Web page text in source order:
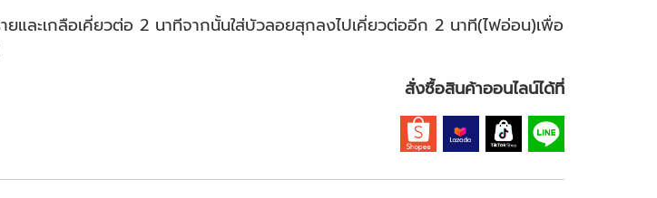
ยและเกลือเคี่ยวต่อ 2 นาทีจากนั้นใส่บัวลอยสุกลงไปเคี่ยวต่ออีก 2 นาที(ไฟอ่อน)เพื่อ
สั่งซื้อสินค้าออนไลน์ได้ที่